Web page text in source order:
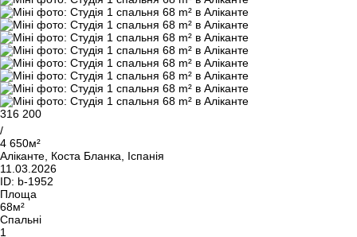
316 200
/
4 650м²
Аліканте, Коста Бланка, Іспанія
11.03.2026
ID: b-1952
Площа
68м²
Спальні
1